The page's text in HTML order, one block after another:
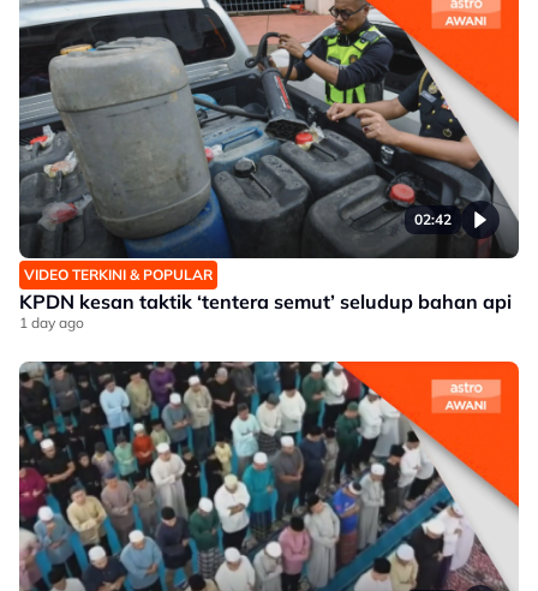
02:42
VIDEO TERKINI & POPULAR
KPDN kesan taktik ‘tentera semut’ seludup bahan api
1 day ago